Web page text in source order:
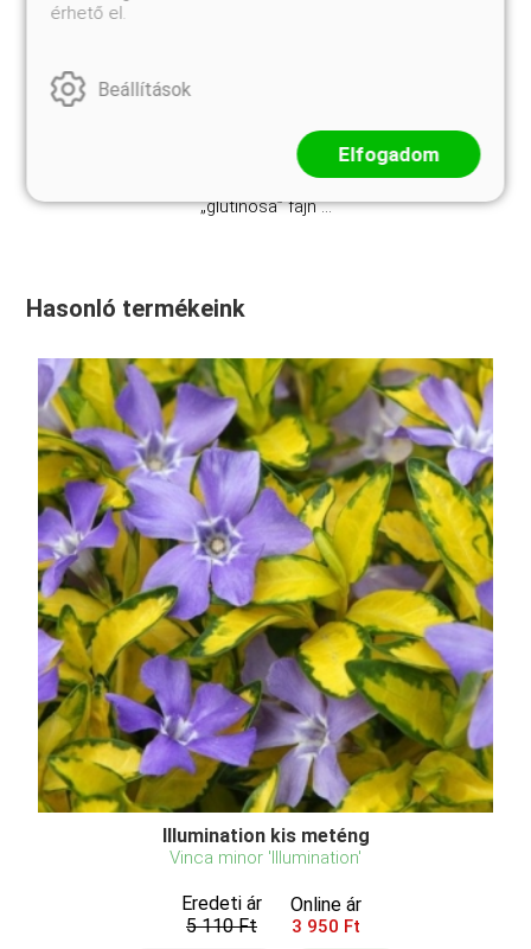
Enyves zsálya (Salvia glutinosa) – A ragadós,
árvacsalánfélék (Lamiaceae) családjába tartozó,
Közép- és Kelet-Európában, valamint Nyugat-
Ázsiában őshonos, évelő lágyszárú növény. A
„glutinosa” fajn ...
Hasonló termékeink
Illumination kis meténg
Vinca minor 'Illumination'
Eredeti ár
5 110 Ft
Online ár
3 950 Ft
érhető el.
Beállítások
Elfogadom